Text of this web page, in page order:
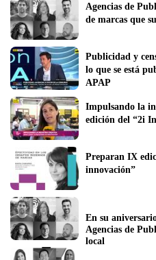
Agencias de
Publicidad y
lo que se está
APAP
Impulsando la
edición del “2i
Preparan IX
innovación”
En su
Agencias de
local